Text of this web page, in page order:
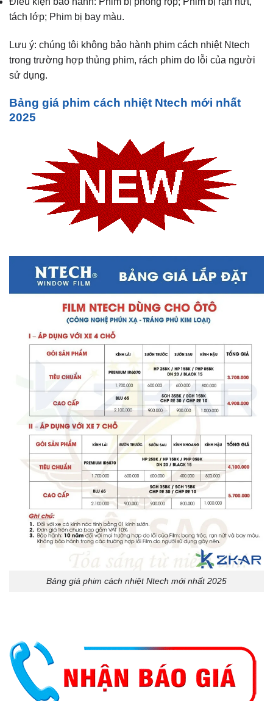
tách lớp; Phim bị bay màu.
Lưu ý: chúng tôi không bảo hành phim cách nhiệt Ntech
trong trường hợp thủng phim, rách phim do lỗi của người
sử dụng.
Bảng giá phim cách nhiệt Ntech mới nhất
2025
Bảng giá phim cách nhiệt Ntech mới nhất 2025